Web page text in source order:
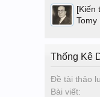
[Kiến
Tomy
Thống Kê
Đề tài thảo
Bài viết: